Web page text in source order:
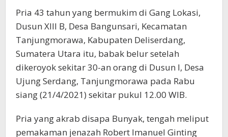
Pria 43 tahun yang bermukim di Gang Lokasi,
Dusun XIII B, Desa Bangunsari, Kecamatan
Tanjungmorawa, Kabupaten Deliserdang,
Sumatera Utara itu, babak belur setelah
dikeroyok sekitar 30-an orang di Dusun I, Desa
Ujung Serdang, Tanjungmorawa pada Rabu
siang (21/4/2021) sekitar pukul 12.00 WIB.
Pria yang akrab disapa Bunyak, tengah meliput
pemakaman jenazah Robert Imanuel Ginting